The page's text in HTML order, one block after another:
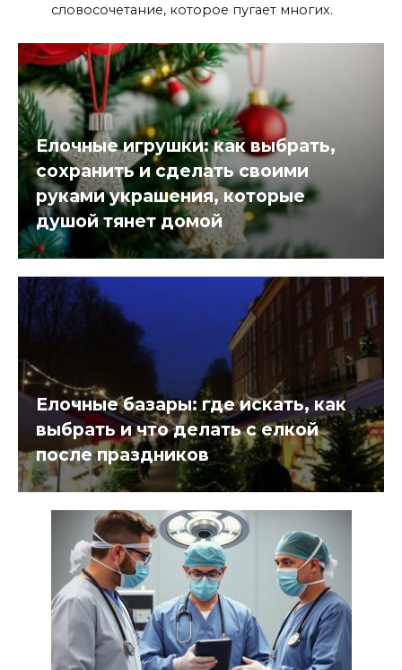
словосочетание, которое пугает многих.
Елочные игрушки: как выбрать,
сохранить и сделать своими
руками украшения, которые
душой тянет домой
Елочные базары: где искать, как
выбрать и что делать с елкой
после праздников